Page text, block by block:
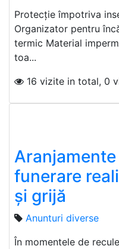
Protecție împotriva
Organizator pentru
termic Material
toa...
16 vizite in total, 0
funerare
și grijă
Anunturi diverse
În momentele de